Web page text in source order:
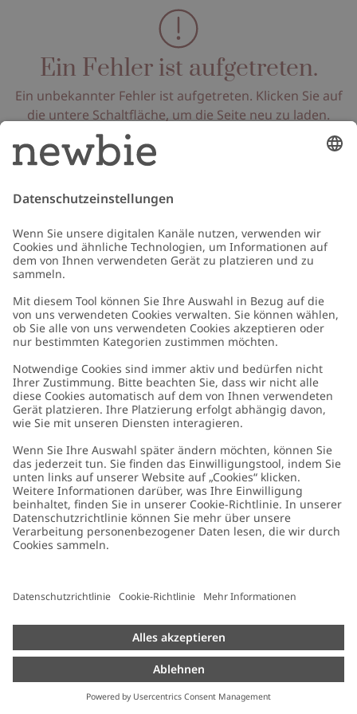
Ein Fehler ist aufgetreten.
Ein unbekannter Fehler ist aufgetreten. Klicken Sie auf
die untere Schaltfläche, um die Seite neu zu laden.
Seite neu laden